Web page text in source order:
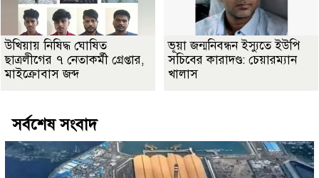
উখিয়ায় নিষিদ্ধ ঘোষিত
ছাত্রলীগের ৭ নেতাকর্মী গ্রেপ্তার,
মাইক্রোবাস জব্দ
ভূয়া জন্মনিবন্ধন ইস্যুতে ইউপি
সচিবের কারাদণ্ড: চেয়ারম্যান
খালাস
সর্বশেষ সংবাদ